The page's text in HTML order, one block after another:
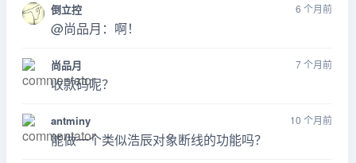
倒立控 6 个月前
@尚品月：啊！
尚品月 7 个月前
收款码呢？
antminy 10 个月前
能做一个类似浩辰对象断线的功能吗？